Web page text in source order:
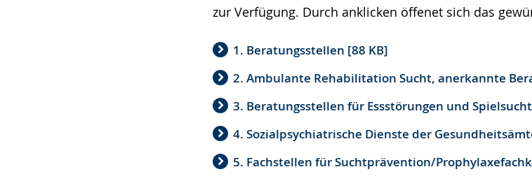
zur Verfügung. Durch anklicken öffenet sich das
1. Beratungsstellen [88 KB]
2. Ambulante Rehabilitation Sucht, anerkannte
3. Beratungsstellen für Essstörungen und
4. Sozialpsychiatrische Dienste der
5. Fachstellen für Suchtprävention/